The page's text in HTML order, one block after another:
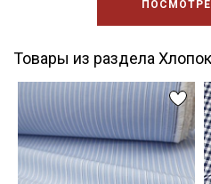
Товары из раздела Хлопок